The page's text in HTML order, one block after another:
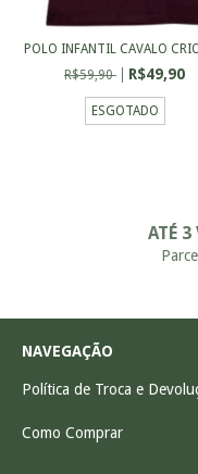
POLO INFANTIL CAVALO
R$59,90
R$49,90
ESGOTADO
ATÉ 3
NAVEGAÇÃO
Política de Troca e
Como Comprar